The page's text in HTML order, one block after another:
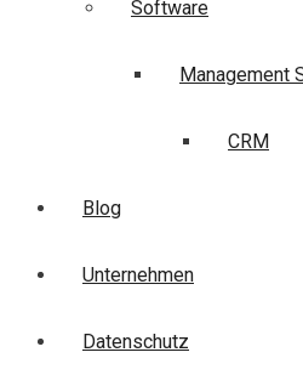
Software
Management
CRM
Blog
Unternehmen
Datenschutz